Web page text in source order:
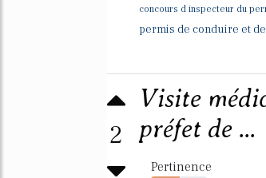
concours d inspecteur du
permis de conduire et
2
Visite
préfet de ...
Pertinence